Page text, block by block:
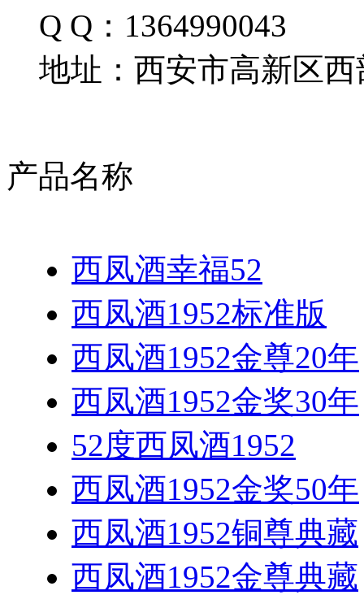
Q Q：1364990043
地址：西安市高新区西
产品名称
西凤酒幸福52
西凤酒1952标准版
西凤酒1952金尊20年
西凤酒1952金奖30年
52度西凤酒1952
西凤酒1952金奖50年
西凤酒1952铜尊典藏
西凤酒1952金尊典藏